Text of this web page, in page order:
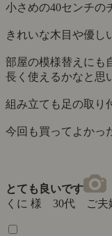
小さめの40センチの
きれいな木目や優し
部屋の模様替えにも
長く使えるかなと思
組み立ても足の取り
今回も買ってよかっ
とても良いです
くに 様 30代 ご夫